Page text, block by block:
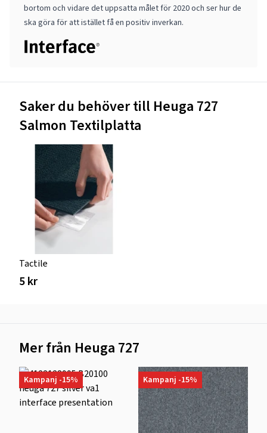
bortom och vidare det uppsatta målet för 2020 och ser hur de
ska göra för att istället få en positiv inverkan.
Saker du behöver till Heuga 727
Salmon Textilplatta
Tactile
5 kr
Mer från Heuga 727
Kampanj -15% Kampanj -15%